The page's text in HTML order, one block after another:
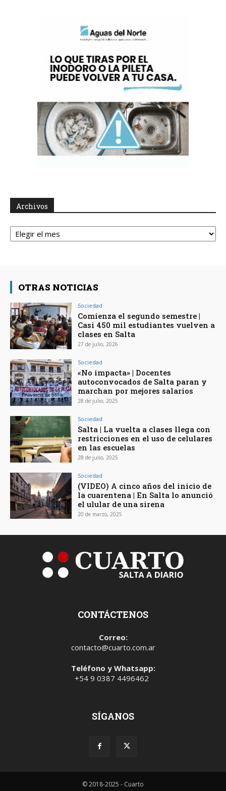
Archivos
Archivos
OTRAS NOTICIAS
Sociedad
Comienza el segundo semestre |
Casi 450 mil estudiantes vuelven a
clases en Salta
27 de julio, 2026
Sociedad
«No impacta» | Docentes
autoconvocados de Salta paran y
marchan por mejores salarios
28 de julio, 2025
Sociedad
Salta | La vuelta a clases llega con
restricciones en el uso de celulares
en las escuelas
28 de julio, 2025
Sociedad
(VIDEO) A cinco años del inicio de
la cuarentena | En Salta lo anunció
el ulular de una sirena
20 de marzo, 2025
CONTÁCTENOS
Correo:
contacto@cuarto.com.ar
Teléfono y Whatsapp:
+54 9 0387 4496462
SÍGANOS
© 2018-2025 - Cuarto